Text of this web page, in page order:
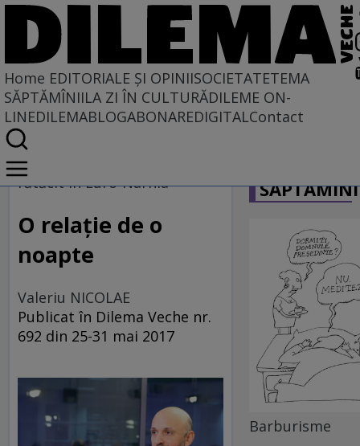
Home EDITORIALE ȘI OPINIISOCIETATETEMA
SĂPTĂMÎNIILA ZI ÎN CULTURĂDILEME ON-
LINEDILEMABLOGABONAREDIGITALContact
Home
EDITORIALE ȘI OPINII
rătăcit în Euro-Narnia
O relaţie de o
noapte
Valeriu NICOLAE
Publicat în Dilema Veche nr.
692 din 25-31 mai 2017
Barburisme